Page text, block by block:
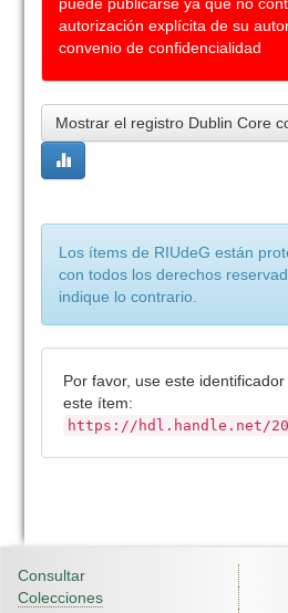
autorización explícita de su
convenio de confidencialidad
Mostrar el registro Dublin Core
Los ítems de RIUdeG están
con todos los derechos
indique lo contrario.
Por favor, use este
este ítem:
https://hdl.handle.net/
Consultar
Colecciones